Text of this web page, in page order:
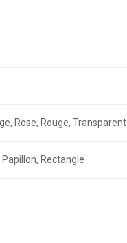
Rose, Rouge, Transparent
Rectangle